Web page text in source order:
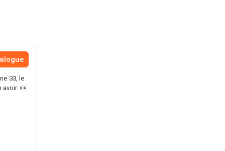
33, le
avoir. 👀